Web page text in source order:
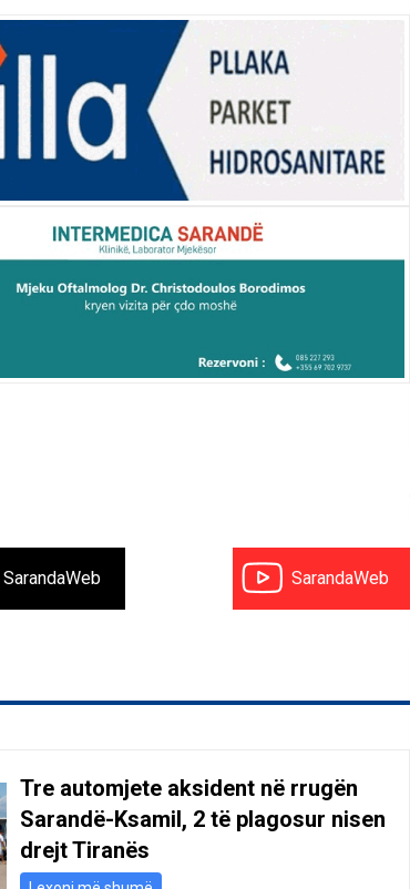
SarandaWeb SarandaWeb
Tre automjete aksident në rrugën
Sarandë-Ksamil, 2 të plagosur nisen
drejt Tiranës